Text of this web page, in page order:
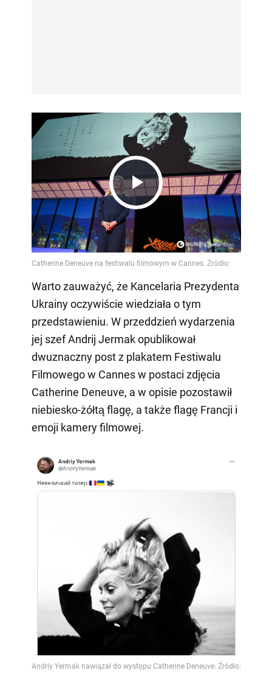
Play
Video
Warto zauważyć, że Kancelaria Prezydenta
Ukrainy oczywiście wiedziała o tym
przedstawieniu. W przeddzień wydarzenia
jej szef Andrij Jermak opublikował
dwuznaczny post z plakatem Festiwalu
Filmowego w Cannes w postaci zdjęcia
Catherine Deneuve, a w opisie pozostawił
niebiesko-żółtą flagę, a także flagę Francji i
emoji kamery filmowej.